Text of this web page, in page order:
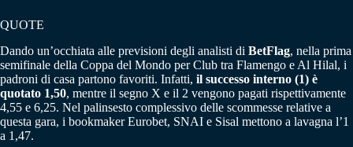
QUOTE
Dando un’occhiata alle previsioni degli analisti di BetFlag, nella prima
semifinale della Coppa del Mondo per Club tra Flamengo e Al Hilal, i
padroni di casa partono favoriti. Infatti, il successo interno (1) è
quotato 1,50, mentre il segno X e il 2 vengono pagati rispettivamente
4,55 e 6,25. Nel palinsesto complessivo delle scommesse relative a
questa gara, i bookmaker Eurobet, SNAI e Sisal mettono a lavagna l’1
a 1,47.